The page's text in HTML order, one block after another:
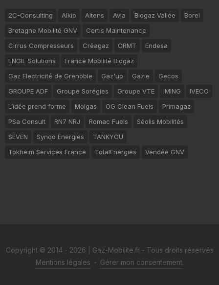
2C-Consulting Alkio Altens Avia Biogaz Vallée
Borel
Bretagne Mobilité GNV
Certis Maintenance
Cirrus Compresseurs
Créagaz CRMT
Endesa
ENGIE Solutions
France Mobilité Biogaz
Gaz Electricité de Grenoble
Gaz'up Gazie
Gecos
GROUPE ADF
Groupe Sorégies Groupe VTE IMING
IVECO
L’idée prend forme
Molgas OG Clean Fuels
Primagaz
PSa Consult
RN7 NRJ Romac Fuels
Séolis Mobilités
SEVEN
Synqo Energies
TANKYOU
Tokheim Services France
TotalEnergies Vendée GNV
Copyright © 2014 - 2026 | Gaz-Mobilite.fr - Tous droits réservés
Mentions légales - Gérer mon consentement